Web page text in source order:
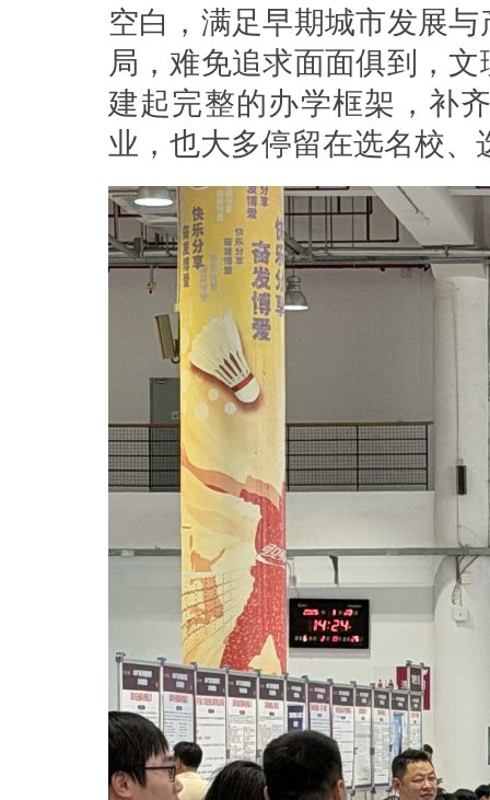
空白，满足早期城市发展
局，难免追求面面俱到，
建起完整的办学框架，补
业，也大多停留在选名校